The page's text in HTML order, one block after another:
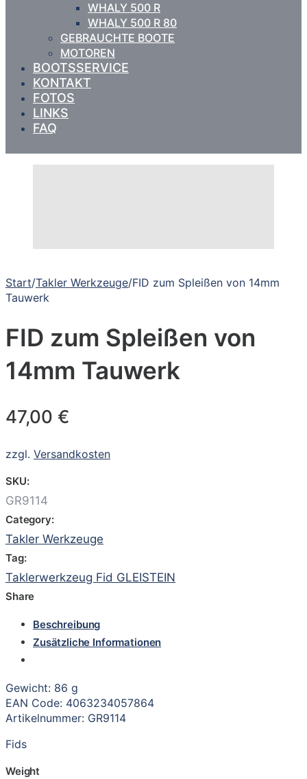
WHALY 500 R
WHALY 500 R 80
GEBRAUCHTE BOOTE
MOTOREN
BOOTSSERVICE
KONTAKT
FOTOS
LINKS
FAQ
Start/Takler Werkzeuge/FID zum Spleißen von 14mm
Tauwerk
FID zum Spleißen von
14mm Tauwerk
47,00 €
zzgl. Versandkosten
SKU:
GR9114
Category:
Takler Werkzeuge
Tag:
Taklerwerkzeug Fid GLEISTEIN
Share
Beschreibung
Zusätzliche Informationen
Gewicht: 86 g
EAN Code: 4063234057864
Artikelnummer: GR9114
Fids
Weight